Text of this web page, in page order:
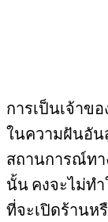
การเป็นเจ้าข
ในความฝันอัน
สถานการณ์ท
นั้น คงจะไม่ท
ที่จะเปิดร้านห